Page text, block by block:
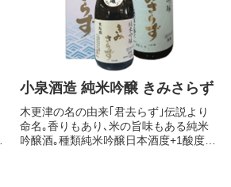
小泉酒造 純米吟醸 きみさらず
木更津の名の由来｢君去らず｣伝説より
命名｡香りもあり､米の旨味もある純米
吟醸酒｡種類純米吟醸日本酒度+1酸度